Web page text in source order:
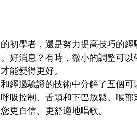
初學者，還是努力提高技巧的
好消息？有時，微小的調整可
能變得更好。
經過驗證的技術中分解了五個
吸控制、舌頭和下巴放鬆、喉
更自信、更舒適地唱歌。